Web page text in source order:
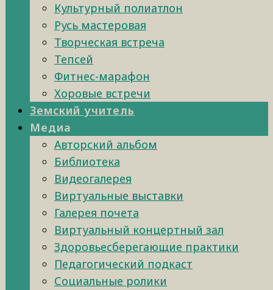
Культурный полиатлон
Русь мастеровая
Творческая встреча
Тепсей
Фитнес-марафон
Хоровые встречи
Земский учитель
Медиа
Авторский альбом
Библиотека
Видеогалерея
Виртуальные выставки
Галерея почета
Виртуальный концертный зал
Здоровьесберегающие практики
Педагогический подкаст
Социальные ролики